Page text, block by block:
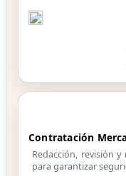
Contratación
Redacción, revisión
para garantizar